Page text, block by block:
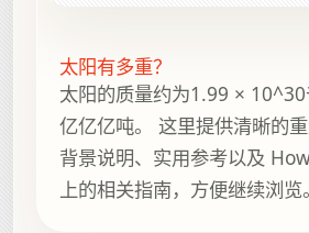
太阳有多重？
太阳的质量约为1.99 ×
亿亿亿吨。 这里提供清晰的
背景说明、实用参考以及
上的相关指南，方便继续浏览。